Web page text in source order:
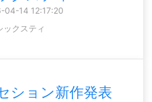
04-14 12:17:20
ックスティ
ション新作発表